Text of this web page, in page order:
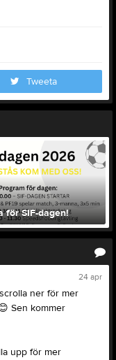
Tweeta
för SIF-dagen!
24 apr
ner för mer
Sen kommer
upp för mer